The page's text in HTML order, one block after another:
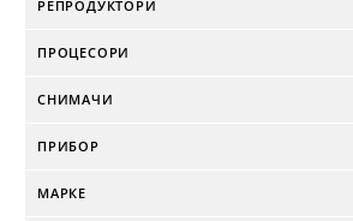
РЕПРОДУКТОРИ
ПРОЦЕСОРИ
СНИМАЧИ
ПРИБОР
МАРКЕ